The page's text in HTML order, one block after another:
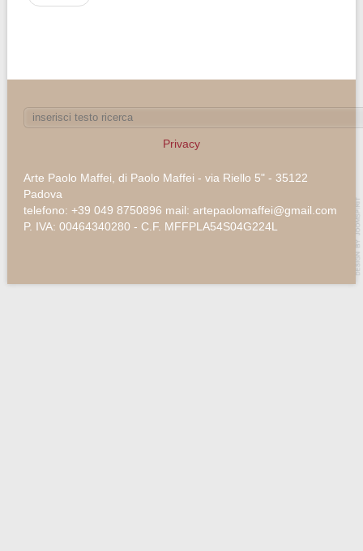
Privacy
Arte Paolo Maffei, di Paolo Maffei - via Riello 5" - 35122
Padova
telefono: +39 049 8750896 mail: artepaolomaffei@gmail.com
P. IVA: 00464340280 - C.F. MFFPLA54S04G224L